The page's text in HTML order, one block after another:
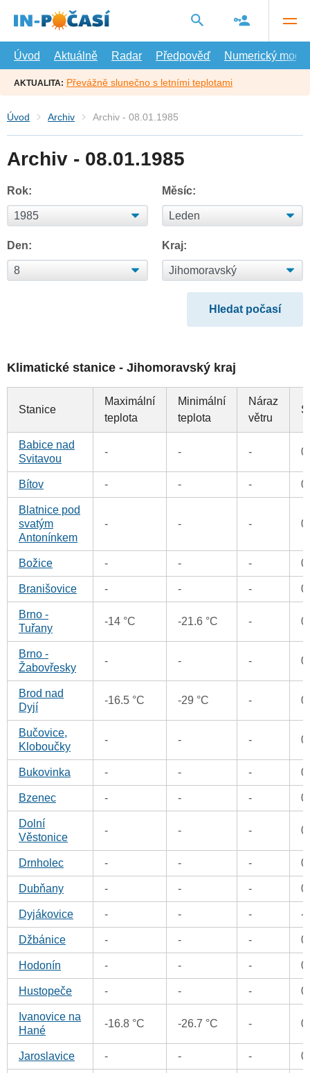
hlavní
Úvod
Aktuálně Radar Předpověď Numerický model
AKTUALITA: Převážně slunečno s letními teplotami
Úvod Archiv Archiv - 08.01.1985
Archiv - 08.01.1985
Rok: Měsíc:
Den: Kraj:
Klimatické stanice - Jihomoravský kraj
Stanice
Maximální
teplota
Minimální
teplota
Náraz
větru
Babice nad
Svitavou
- - - 0
Bítov - - - 0
Blatnice pod
svatým
Antonínkem
- - - 0
Božice - - - 0
Branišovice - - - 0
Brno -
Tuřany
-14 °C -21.6 °C - 0
Brno -
Žabovřesky
- - - 0
Brod nad
Dyjí
-16.5 °C -29 °C - 0
Bučovice,
Kloboučky
- - - 0
Bukovinka - - - 0
Bzenec - - - 0
Dolní
Věstonice
- - - 0
Drnholec - - - 0
Dubňany - - - 0
Dyjákovice - - - -
Džbánice - - - 0
Hodonín - - - 0
Hustopeče - - - 0
Ivanovice na
Hané
-16.8 °C -26.7 °C - 0
Jaroslavice - - - 0